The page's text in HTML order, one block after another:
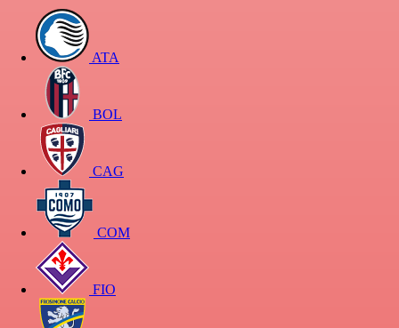
ATA
BOL
CAG
COM
FIO